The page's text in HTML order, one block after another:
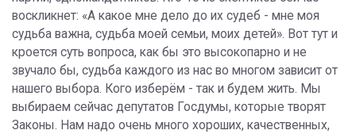
воскликнет: «А какое мне дело до их судеб - мне моя
судьба важна, судьба моей семьи, моих детей». Вот тут и
кроется суть вопроса, как бы это высокопарно и не
звучало бы, судьба каждого из нас во многом зависит от
нашего выбора. Кого изберём - так и будем жить. Мы
выбираем сейчас депутатов Госдумы, которые творят
Законы. Нам надо очень много хороших, качественных,